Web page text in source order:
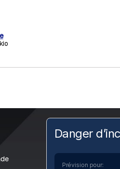
Danger
Prévision pour: